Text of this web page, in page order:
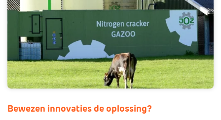
Bewezen innovaties de oplossing?